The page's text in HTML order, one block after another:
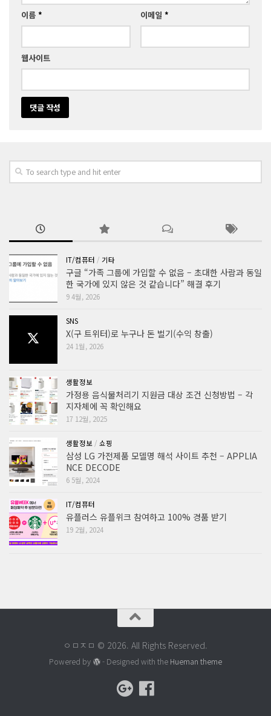
이름 * 이메일 *
웹사이트
IT/컴퓨터 / 기타
구글 “가족 그룹에 가입할 수 없음 – 초대한 사람과 동일
한 국가에 있지 않은 것 같습니다” 해결 후기
9 4월, 2026
SNS
X(구 트위터)로 누구나 돈 벌기(수익 창출)
24 1월, 2026
생활정보
가정용 음식물처리기 지원금 대상 조건 신청방법 – 각
지자체에 꼭 확인해요
17 12월, 2025
생활정보/ 쇼핑
삼성 LG 가전제품 모델명 해석 사이트 추천 – APPLIA
NCE DECODE
6 5월, 2024
IT/컴퓨터
유플러스 유플위크 참여하고 100% 경품 받기
19 2월, 2024
ㅇㅁㅈㅁ © 2026. All Rights Reserved.
Powered by - Designed with the Hueman theme